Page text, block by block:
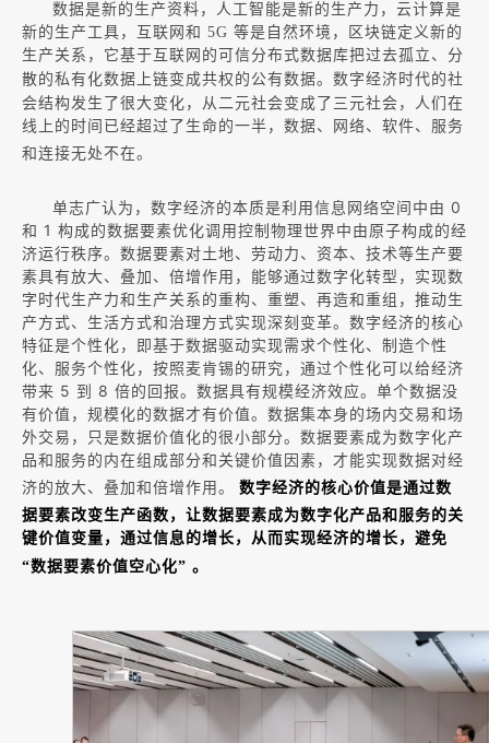
数据是新的生产资料，人工智能是新的生产力，云计算是
新的生产工具，互联网和 5G 等是自然环境，区块链定义新的
生产关系，它基于互联网的可信分布式数据库把过去孤立、分
散的私有化数据上链变成共权的公有数据。 数字经济时代的社
会结构发生了很大变化，从二元社会变成了三元社会，人们在
线上的时间已经超过了生命的一半，数据、网络、软件、服务
和连接无处不在。
单志广认为，数字经济的本质是利用信息网络空间中由 0
和 1 构成的数据要素优化调用控制物理世界中由原子构成的经
济运行秩序。数据要素对土地、劳动力、资本、技术等生产要
素具有放大、叠加、倍增作用，能够通过数字化转型，实现数
字时代生产力和生产关系的重构、重塑、再造和重组，推动生
产方式、生活方式和治理方式实现深刻变革。数字经济的核心
特征是个性化，即基于数据驱动实现需求个性化、制造个性
化、服务个性化，按照麦肯锡的研究，通过个性化可以给经济
带来 5 到 8 倍的回报。数据具有规模经济效应。单个数据没
有价值，规模化的数据才有价值。数据集本身的场内交易和场
外交易，只是数据价值化的很小部分。数据要素成为数字化产
品和服务的内在组成部分和关键价值因素，才能实现数据对经
济的放大、叠加和倍增作用。
数字经济的核心价值是通过数
据要素改变生产函数，让数据要素成为数字化产品和服务的关
键价值变量，通过信息的增长，从而实现经济的增长，避免
“数据要素价值空心化” 。